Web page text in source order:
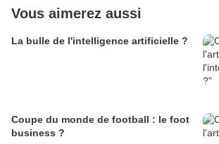
Vous aimerez aussi
La bulle de l'intelligence artificielle ?
Coupe du monde de football : le foot
business ?